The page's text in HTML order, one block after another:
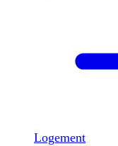
Logement